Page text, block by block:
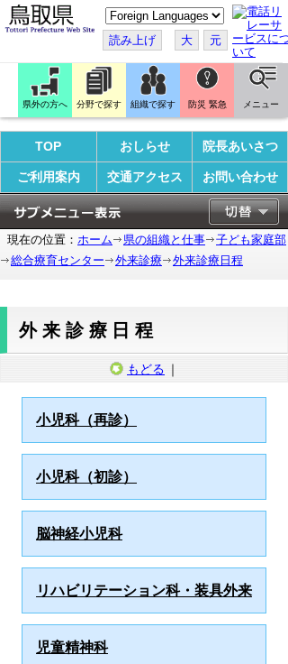
こ
の
ペ
ー
ジ
翻
訳
す
る
読み上げ 大 元
県外の方へ 分野で探す 組織で探す 防災 緊急 メニュー
TOP おしらせ 院長あいさつ
ご利用案内 交通アクセス お問い合わせ
現在の位置： ホーム 県の組織と仕事
子ども家庭部
総合療育センター
外来診療 外来診療日程
外来診療日程
もどる ｜
小児科（再診）
小児科（初診）
脳神経小児科
リハビリテーション科・装具外来
児童精神科